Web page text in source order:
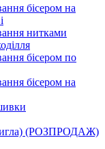
бісером на
нитками
бісером по
бісером на
игла) (РОЗПРОДАЖ)